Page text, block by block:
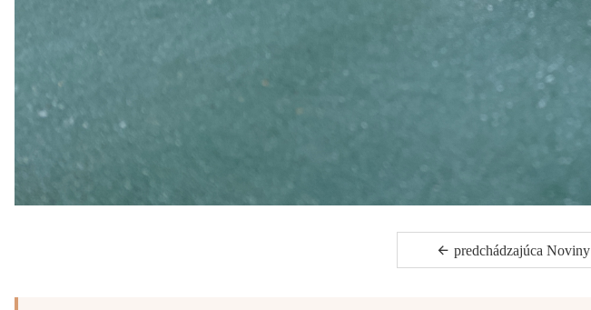
predchádzajúca Noviny